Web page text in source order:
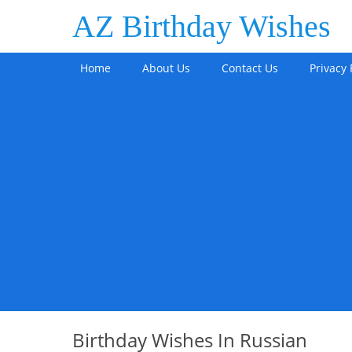
AZ Birthday Wishes
Home About Us Contact Us Privacy
Birthday Wishes In Russian